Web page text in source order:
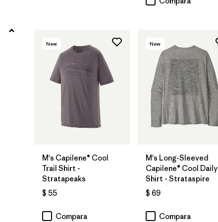
Materiales y tejidos
Familia de productos
New
M's Capilene® Cool
Trail Shirt -
Stratapeaks
$ 55
Compara
New
M's Long-Sleeved
Capilene® Cool Daily
Shirt - Strataspire
$ 69
Compara